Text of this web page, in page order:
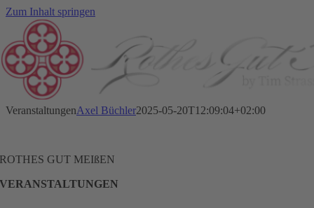
Zum Inhalt springen
VeranstaltungenAxel Büchler2025-05-20T12:09:04+02:00
ROTHES GUT MEIßEN
VERANSTALTUNGEN